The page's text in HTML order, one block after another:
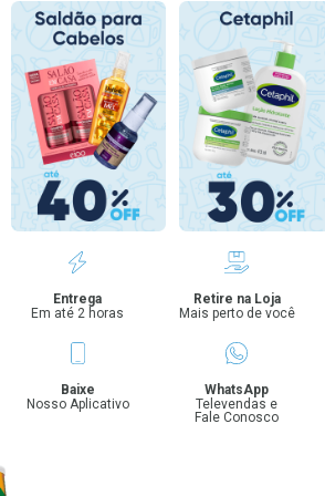
Entrega
Em até 2 horas
Retire na Loja
Mais perto de você
Baixe
Nosso Aplicativo
WhatsApp
Televendas e
Fale Conosco